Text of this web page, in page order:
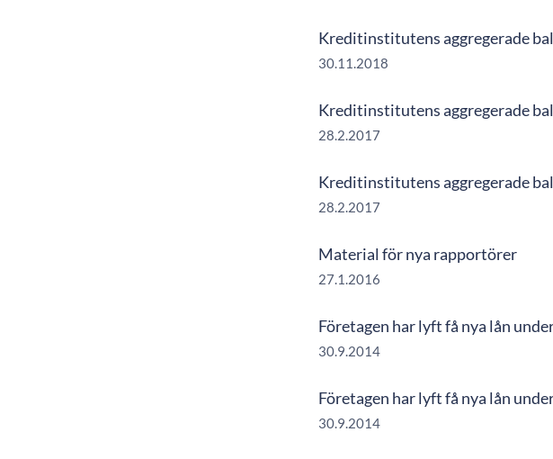
Kreditinstitutens aggregerade
30.11.2018
Kreditinstitutens aggregerade
28.2.2017
Kreditinstitutens aggregerade
28.2.2017
Material för nya rapportörer
27.1.2016
Företagen har lyft få nya lån
30.9.2014
Företagen har lyft få nya lån
30.9.2014